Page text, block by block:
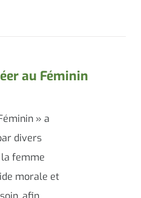
au Féminin
» a
divers
femme
morale et